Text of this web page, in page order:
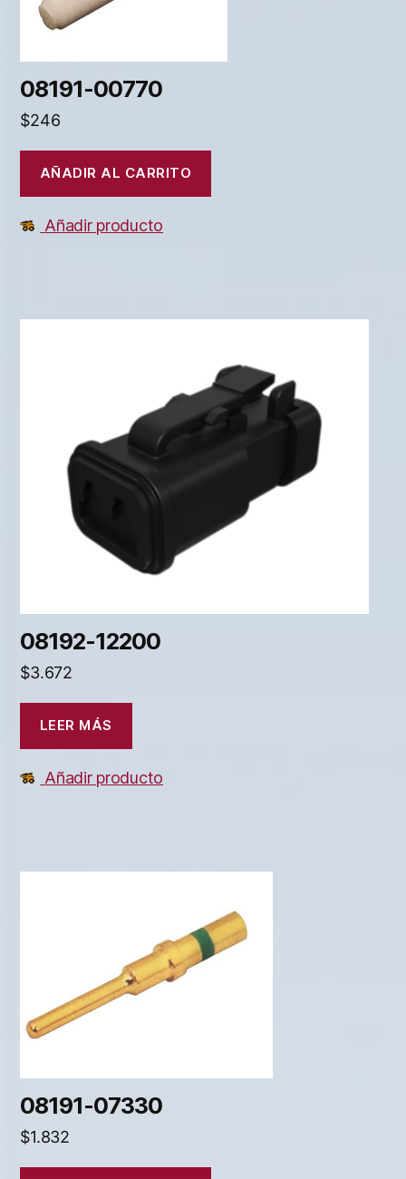
08191-00770
$246
AÑADIR AL CARRITO
Añadir producto
08192-12200
$3.672
LEER MÁS
Añadir producto
08191-07330
$1.832